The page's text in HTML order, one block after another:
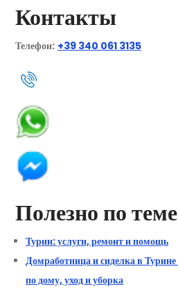
Контакты
Телефон: +39 340 061 3135
Полезно по теме
Турин: услуги, ремонт и помощь
Домработница и сиделка в
по дому, уход и уборка